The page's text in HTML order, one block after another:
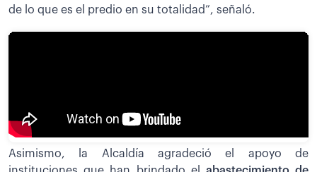
de lo que es el predio en su totalidad”, señaló.
Asimismo, la Alcaldía agradeció el apoyo de